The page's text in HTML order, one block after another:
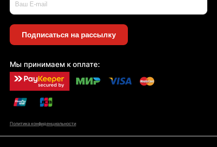
Подписаться на рассылку
Мы принимаем к оплате:
Политика конфиденциальности